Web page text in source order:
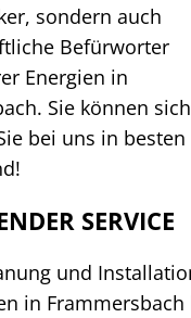
sondern auch
Befürworter
Energien in
Sie können
bei uns in besten
SERVICE
und
in